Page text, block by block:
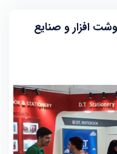
افزار و صنایع